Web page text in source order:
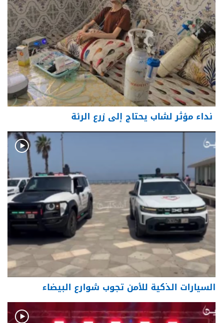
نداء مؤثر لشاب يحتاج إلى زرع الرئة
السيارات الذكية للأمن تجوب شوارع البيضاء